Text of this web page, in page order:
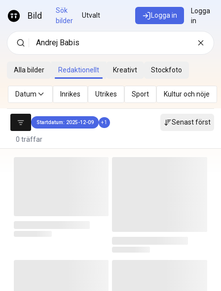
Bild
Sök
bilder
Utvalt Logga in
Logga
in
Alla bilder Redaktionellt Kreativt Stockfoto
Datum Inrikes Utrikes Sport Kultur och nöje
Startdatum: 2025-12-09 +1 Senast först
0 träffar